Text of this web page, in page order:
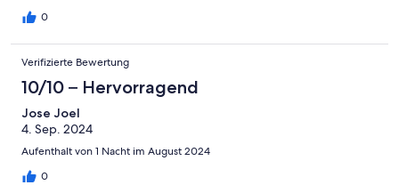
0
Verifizierte Bewertung
10/10 – Hervorragend
Jose Joel
4. Sep. 2024
Aufenthalt von 1 Nacht im August 2024
0